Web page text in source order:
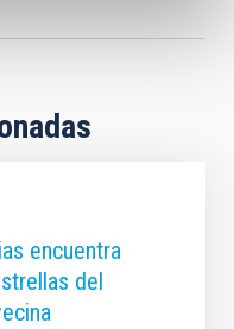
encuentra
del